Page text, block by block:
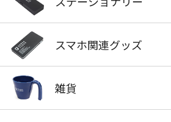
スマホ関連グッズ
雑貨